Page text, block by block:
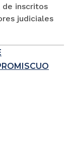
de inscritos
judiciales